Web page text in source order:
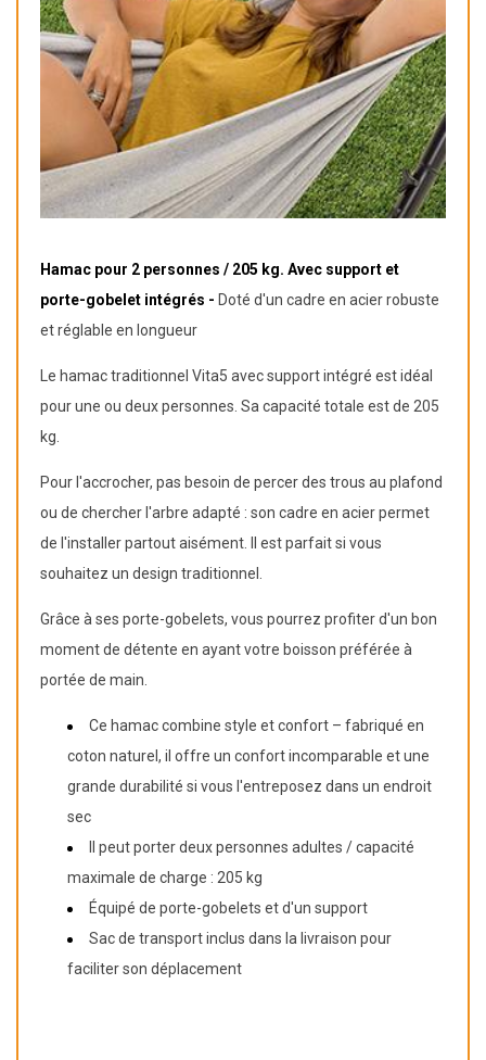
Hamac pour 2 personnes / 205 kg. Avec support et
porte-gobelet intégrés - Doté d'un cadre en acier robuste
et réglable en longueur
Le hamac traditionnel Vita5 avec support intégré est idéal
pour une ou deux personnes. Sa capacité totale est de 205
kg.
Pour l'accrocher, pas besoin de percer des trous au plafond
ou de chercher l'arbre adapté : son cadre en acier permet
de l'installer partout aisément. Il est parfait si vous
souhaitez un design traditionnel.
Grâce à ses porte-gobelets, vous pourrez profiter d'un bon
moment de détente en ayant votre boisson préférée à
portée de main.
Ce hamac combine style et confort – fabriqué en
coton naturel, il offre un confort incomparable et une
grande durabilité si vous l'entreposez dans un endroit
sec
Il peut porter deux personnes adultes / capacité
maximale de charge : 205 kg
Équipé de porte-gobelets et d'un support
Sac de transport inclus dans la livraison pour
faciliter son déplacement